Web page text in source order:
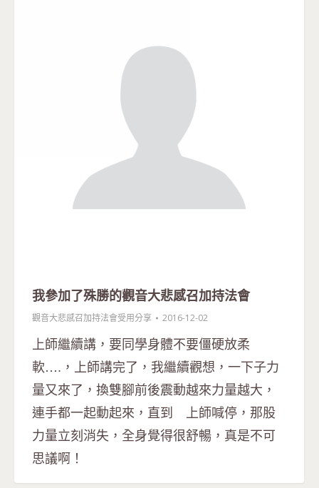
我參加了殊勝的觀音大悲感召加持法會
觀音大悲感召加持法會受用分享 2016-12-02
上師繼續講，要同學身體不要僵硬放柔
軟….，上師講完了，我繼續觀想，一下子力
量又來了，換雙腳前後震動越來力量越大，
連手都一起動起來，直到 上師喊停，那股
力量立刻消失，全身覺得很舒暢，真是不可
思議啊！